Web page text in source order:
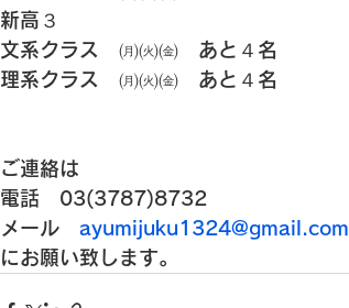
新高３
文系クラス　㈪㈫㈮　あと４名
理系クラス　㈪㈫㈮　あと４名
ご連絡は
電話　03(3787)8732
メール ayumijuku1324@gmail.com
にお願い致します。